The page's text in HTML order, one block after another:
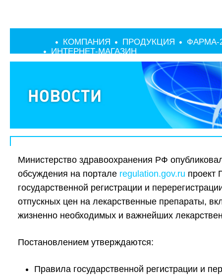
КОМПАНИЯ ПРОДУКЦИЯ
ФАРМА-
ИНТЕРНЕТ-МАГАЗИН
Министерство здравоохранения РФ
обсуждения на портале regulation.gov.ru проект
государственной регистрации и
отпускных цен на лекарственные препараты,
жизненно необходимых и важнейших
Постановлением утверждаются:
Правила государственной регистрации и